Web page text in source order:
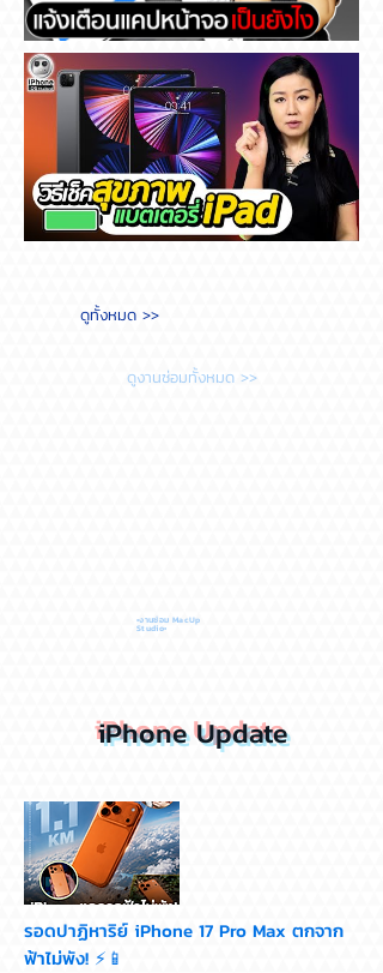
Messenger แจ้งเตือนแคปหน้า
จอ เป็นยังไง
วิธีเช็คสุขภาพแบตเตอรี่ iPad
ต้องทำยังไง?
ดูทั้งหมด >>
ดูงานซ่อมทั้งหมด >>
•งานซ่อม MacUp
Studio•
iPhone Update
รอดปาฏิหาริย์ iPhone 17 Pro Max ตกจาก
ฟ้าไม่พัง! ⚡📱